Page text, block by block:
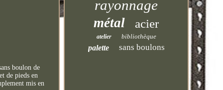
boulon de
de pieds en
mis en
rayonnage
métal acier
atelier bibliothèque
palette sans boulons